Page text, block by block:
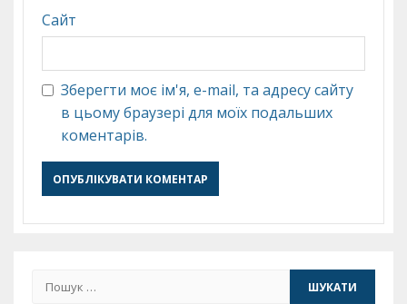
Сайт
Зберегти моє ім'я, e-mail, та адресу сайту
в цьому браузері для моїх подальших
коментарів.
Пошук: